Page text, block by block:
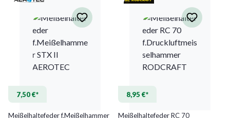
7,50 €*
Meißelhaltefeder f.Meißelhammer
8,95 €*
Meißelhaltefeder RC 70